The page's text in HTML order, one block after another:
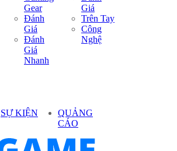
Gear
Đánh
Giá
Đánh
Giá
Nhanh
Giá
Trên Tay
Công
Nghệ
SỰ KIỆN
QUẢNG
CÁO